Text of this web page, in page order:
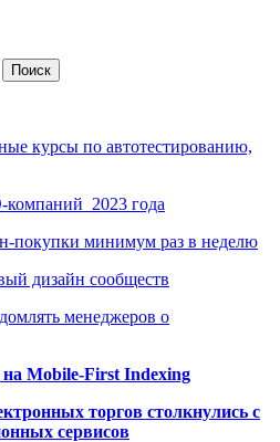
курсы по автотестированию,
компаний 2023 года
покупки минимум раз в неделю
дизайн сообществ
менеджеров о
на Mobile-First Indexing
торгов столкнулись с
сервисов